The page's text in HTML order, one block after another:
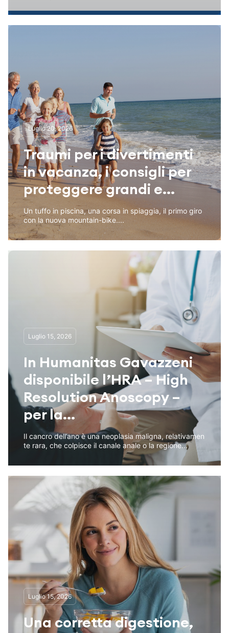
Luglio 20, 2026
Traumi per i divertimenti
in vacanza, i consigli per
proteggere grandi e...
Un tuffo in piscina, una corsa in spiaggia, il primo giro
con la nuova mountain-bike....
Luglio 15, 2026
In Humanitas Gavazzeni
disponibile l’HRA – High
Resolution Anoscopy –
per la...
Il cancro dell’ano è una neoplasia maligna, relativamen
te rara, che colpisce il canale anale o la regione...
Luglio 15, 2026
Una corretta digestione,